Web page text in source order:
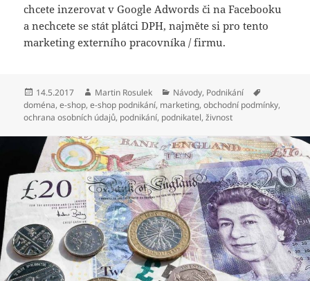
chcete inzerovat v Google Adwords či na Facebooku
a nechcete se stát plátci DPH, najměte si pro tento
marketing externího pracovníka / firmu.
Publikováno:
14.5.2017 Autor:
Martin Rosulek Rubriky:
Návody, Podnikání
doména,e-shop,e-shop podnikání, marketing,obchodní podmínky,
ochrana osobních údajů, podnikání, podnikatel,živnost